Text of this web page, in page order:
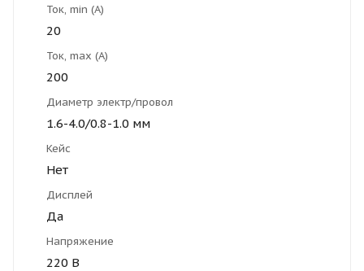
Ток, min (А)
20
Ток, max (А)
200
Диаметр электр/провол
1.6-4.0/0.8-1.0 мм
Кейс
Нет
Дисплей
Да
Напряжение
220 В